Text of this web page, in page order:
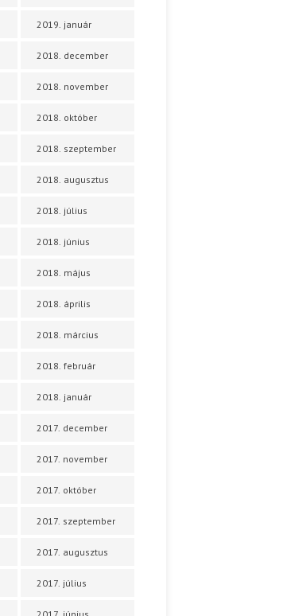
2019. január
2018. december
2018. november
2018. október
2018. szeptember
2018. augusztus
2018. július
2018. június
2018. május
2018. április
2018. március
2018. február
2018. január
2017. december
2017. november
2017. október
2017. szeptember
2017. augusztus
2017. július